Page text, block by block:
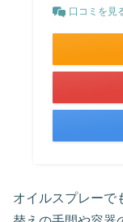
口コミを見
オイルスプレーで